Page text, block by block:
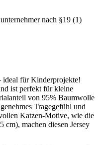
nach §19 (1)
ideal für Kinderprojekte!
ist perfekt für kleine
von 95% Baumwolle
Tragegefühl und
Katzen-Motive, wie die
cm), machen diesen Jersey